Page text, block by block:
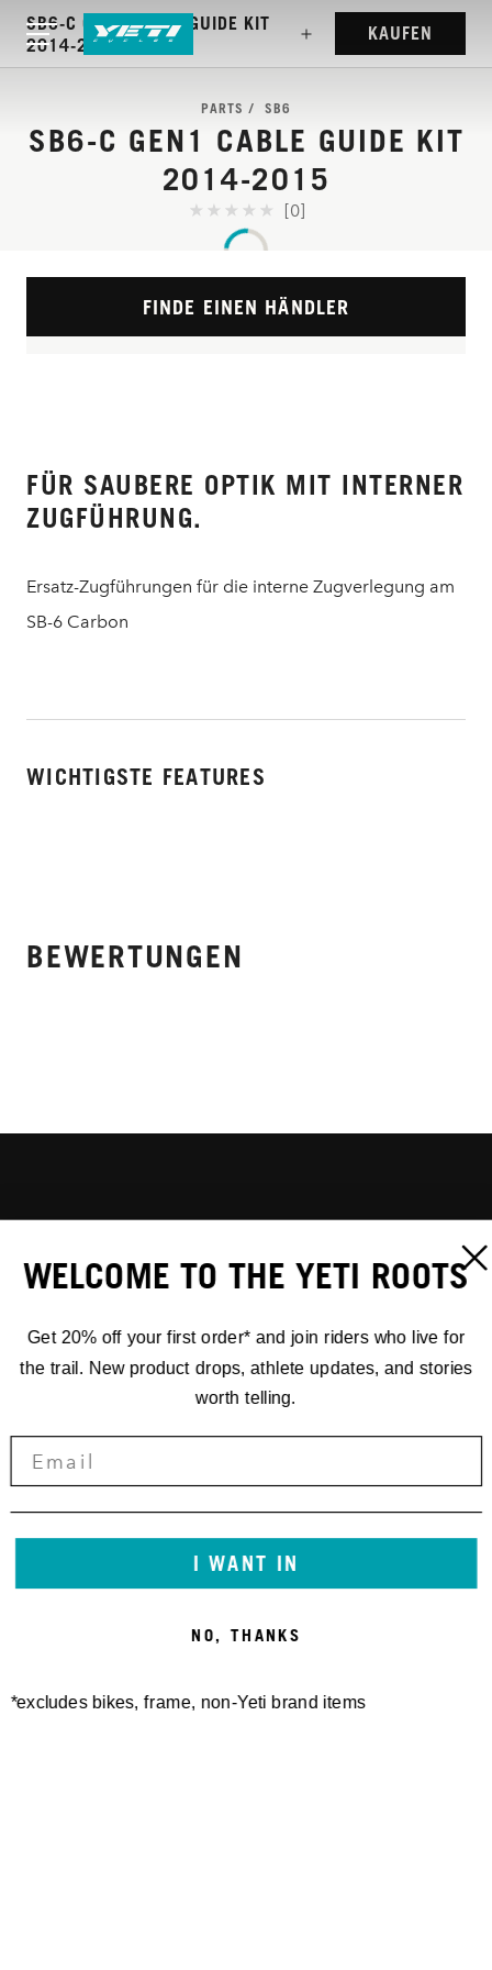
SB6-C GEN1 CABLE GUIDE KIT
2014-2015
KAUFEN
PARTS SB6
SB6-C GEN1 CABLE GUIDE KIT
2014-2015
[0]
FINDE EINEN HÄNDLER
FÜR SAUBERE OPTIK MIT INTERNER
ZUGFÜHRUNG.
Ersatz-Zugführungen für die interne Zugverlegung am
SB-6 Carbon
WICHTIGSTE FEATURES
BEWERTUNGEN
WELCOME TO THE YETI ROOTS
Get 20% off your first order* and join riders who live for
the trail. New product drops, athlete updates, and stories
worth telling.
I WANT IN
NO, THANKS
*excludes bikes, frame, non-Yeti brand items